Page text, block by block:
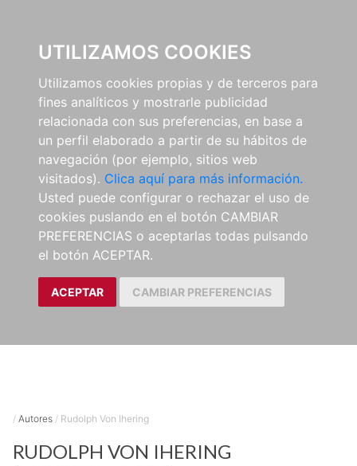
UTILIZAMOS COOKIES
Utilizamos cookies propias y de terceros para
fines analíticos y mostrarle publicidad
relacionada con sus preferencias, en base a
un perfil elaborado a partir de su hábitos de
navegación (por ejemplo, sitios web
visitados). Clica aquí para más información.
Usted puede configurar o rechazar el uso de
cookies puslando en el botón CAMBIAR
PREFERENCIAS o aceptarlas todas pulsando
el botón ACEPTAR.
ACEPTAR CAMBIAR PREFERENCIAS
/ Autores / Rudolph Von Ihering
RUDOLPH VON IHERING